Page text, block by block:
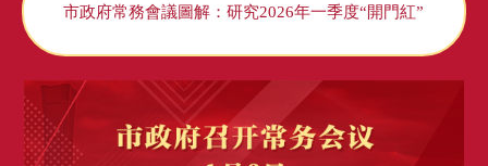
市政府常務會議圖解：研究2026年一季度“開門紅”